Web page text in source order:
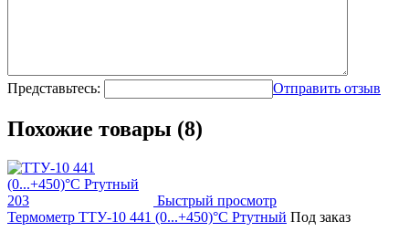
Представьтесь: Отправить отзыв
Похожие товары (8)
Быстрый просмотр
Термометр ТТУ-10 441 (0...+450)°С Ртутный Под заказ